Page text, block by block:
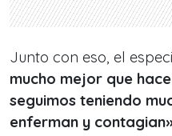
Junto con eso, el
mucho mejor que
seguimos teniendo
enferman y